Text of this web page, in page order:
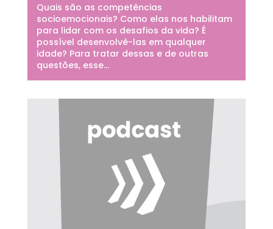
Quais são as competências
socioemocionais? Como elas nos habilitam
para lidar com os desafios da vida? É
possível desenvolvê-las em qualquer
idade? Para tratar dessas e de outras
questões, esse...